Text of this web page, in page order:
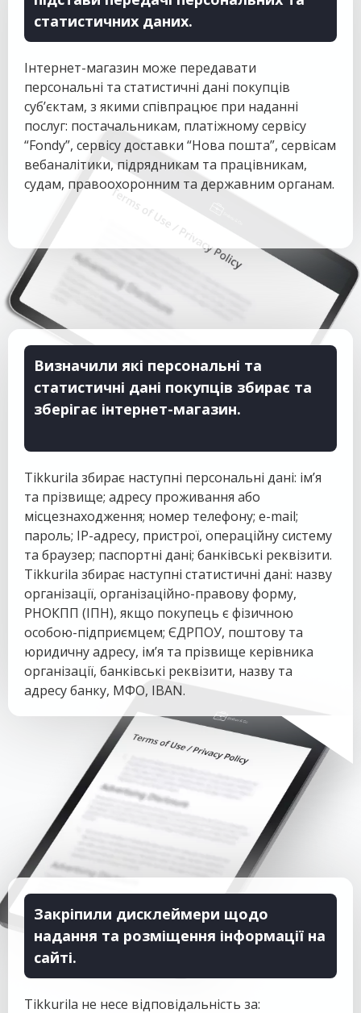
Визначили які персональні та
статистичні дані покупців збирає та
зберігає інтернет-магазин.
Tikkurila збирає наступні персональні дані: ім’я
та прізвище; адресу проживання або
місцезнаходження; номер телефону; e-mail;
пароль; IP-адресу, пристрої, операційну систему
та браузер; паспортні дані; банківські реквізити.
Tikkurila збирає наступні статистичні дані: назву
організації, організаційно-правову форму,
РНОКПП (ІПН), якщо покупець є фізичною
особою-підприємцем; ЄДРПОУ, поштову та
юридичну адресу, ім’я та прізвище керівника
організації, банківські реквізити, назву та
адресу банку, МФО, IBAN.
статистичних даних.
Інтернет-магазин може передавати
персональні та статистичні дані покупців
суб’єктам, з якими співпрацює при наданні
послуг: постачальникам, платіжному сервісу
“Fondy”, сервісу доставки “Нова пошта”, сервісам
вебаналітики, підрядникам та працівникам,
судам, правоохоронним та державним органам.
Закріпили дисклеймери щодо
надання та розміщення інформації на
сайті.
Tikkurila не несе відповідальність за: